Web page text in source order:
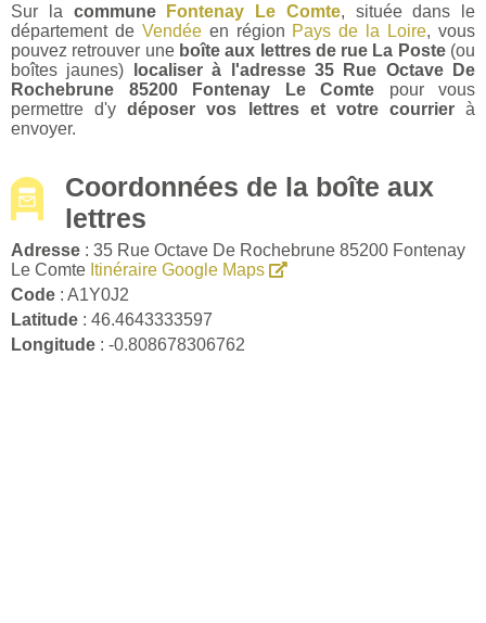
Sur la commune Fontenay Le Comte, située dans le
département de Vendéeen région Pays de la Loire, vous
pouvez retrouver une boîte aux lettres de rue La Poste(ou
boîtes jaunes)
localiser à l'adresse 35 Rue Octave De
Rochebrune 85200 Fontenay Le Comte pour vous
permettre d'ydéposer vos lettres et votre courrierà
envoyer.
Coordonnées de la boîte aux
lettres
Adresse : 35 Rue Octave De Rochebrune 85200 Fontenay
Le Comte Itinéraire Google Maps
Code : A1Y0J2
Latitude : 46.4643333597
Longitude : -0.808678306762